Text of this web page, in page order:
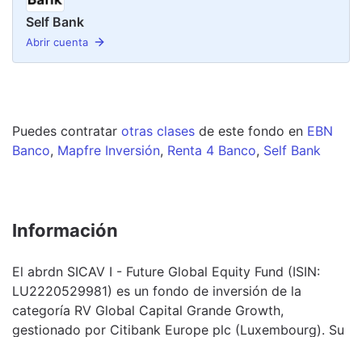
Self Bank
Abrir cuenta
Puedes contratar otras clases de este fondo en EBN
Banco, Mapfre Inversión, Renta 4 Banco, Self Bank
Información
El abrdn SICAV I - Future Global Equity Fund (ISIN:
LU2220529981) es un fondo de inversión de la
categoría RV Global Capital Grande Growth,
gestionado por Citibank Europe plc (Luxembourg). Su